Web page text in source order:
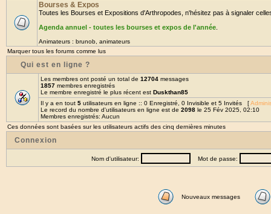
Bourses & Expos
Toutes les Bourses et Expositions d'Arthropodes, n'hésitez pas à signaler
Agenda annuel - toutes les bourses et expos de l'année
Animateurs : brunob animateurs
Marquer tous les forums comme lus
Qui est en ligne ?
Les membres ont posté un total de 12704 messages
1857 membres enregistrés
Le membre enregistré le plus récent est Duskthan85
Il y a en tout 5 utilisateurs en ligne :: 0 Enregistré, 0 Invisible et 5 Invités [
Le record du nombre d'utilisateurs en ligne est de 2098 le 25 Fév 2025, 02:10
Membres enregistrés: Aucun
Ces données sont basées sur les utilisateurs actifs des cinq dernières minutes
Connexion
Nom d'utilisateur: Mot de passe:
Nouveaux messages